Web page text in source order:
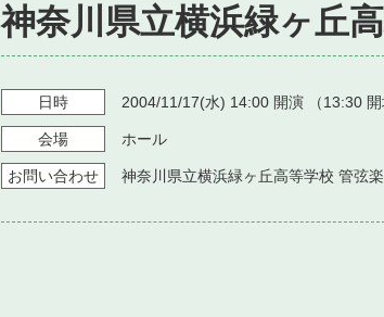
神奈川県立横浜緑ヶ丘
日時 2004/11/17(水) 14:00 開演 （13:30 開
会場 ホール
お問い合わせ 神奈川県立横浜緑ヶ丘高等学校 管弦